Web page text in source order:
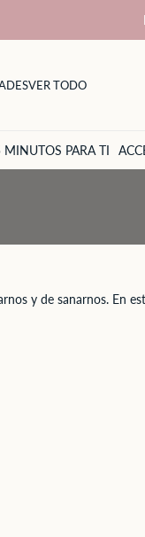
VER TODO
MINUTOS PARA TI
y de sanarnos. En